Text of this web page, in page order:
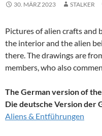
30. MÄRZ 2023 STALKER
Pictures of alien crafts and
the interior and the alien
there. The drawings are
members, who also
The German version of
Die deutsche Version der
Aliens & Entführungen